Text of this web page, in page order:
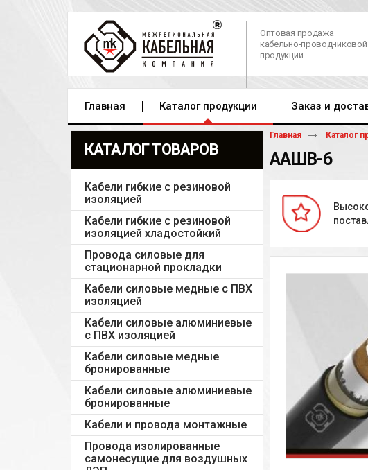
Оптовая продажа
кабельно-проводниковой
продукции
Главная Каталог продукции Заказ и
КАТАЛОГ ТОВАРОВ
Кабели гибкие с резиновой
изоляцией
Кабели гибкие с резиновой
изоляцией хладостойкий
Провода силовые для
стационарной прокладки
Кабели силовые медные с ПВХ
изоляцией
Кабели силовые алюминиевые
с ПВХ изоляцией
Кабели силовые медные
бронированные
Кабели силовые алюминиевые
бронированные
Кабели и провода монтажные
Провода изолированные
самонесущие для воздушных
Главная Каталог
ААШВ-6